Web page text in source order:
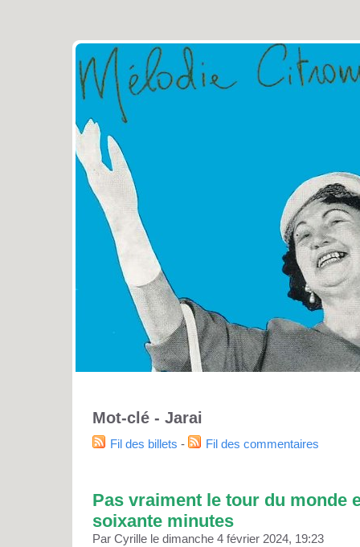
Mot-clé - Jarai
Fil des billets - Fil des commentaires
Pas vraiment le tour du monde
soixante minutes
Par Cyrille le dimanche 4 février 2024, 19:23